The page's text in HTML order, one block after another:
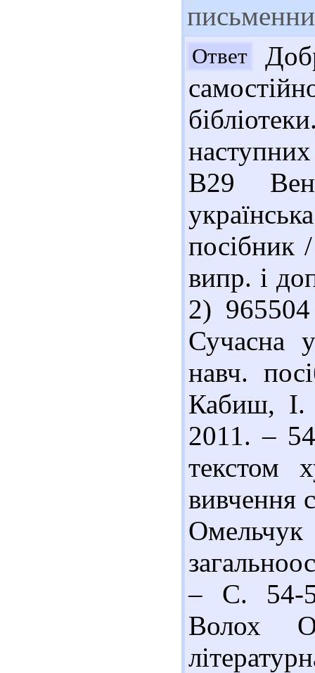
Ответ
В29
випр. і
2)
Сучасна
навч.
Кабиш,
2011. –
текстом
вивчення
– С. 54-
Волох